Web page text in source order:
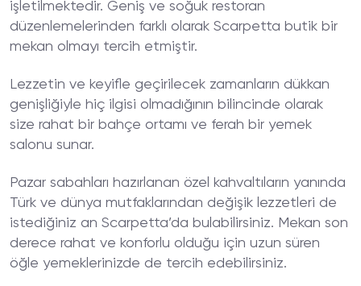
işletilmektedir. Geniş ve soğuk restoran
düzenlemelerinden farklı olarak Scarpetta butik bir
mekan olmayı tercih etmiştir.
Lezzetin ve keyifle geçirilecek zamanların dükkan
genişliğiyle hiç ilgisi olmadığının bilincinde olarak
size rahat bir bahçe ortamı ve ferah bir yemek
salonu sunar.
Pazar sabahları hazırlanan özel kahvaltıların yanında
Türk ve dünya mutfaklarından değişik lezzetleri de
istediğiniz an Scarpetta’da bulabilirsiniz. Mekan son
derece rahat ve konforlu olduğu için uzun süren
öğle yemeklerinizde de tercih edebilirsiniz.